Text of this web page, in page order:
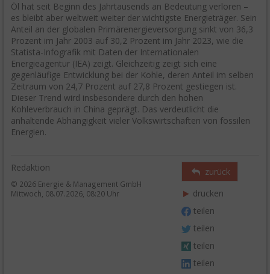
Öl hat seit Beginn des Jahrtausends an Bedeutung verloren –
es bleibt aber weltweit weiter der wichtigste Energieträger. Sein
Anteil an der globalen Primärenergieversorgung sinkt von 36,3
Prozent im Jahr 2003 auf 30,2 Prozent im Jahr 2023, wie die
Statista-Infografik mit Daten der Internationalen
Energieagentur (IEA) zeigt. Gleichzeitig zeigt sich eine
gegenläufige Entwicklung bei der Kohle, deren Anteil im selben
Zeitraum von 24,7 Prozent auf 27,8 Prozent gestiegen ist.
Dieser Trend wird insbesondere durch den hohen
Kohleverbrauch in China geprägt. Das verdeutlicht die
anhaltende Abhängigkeit vieler Volkswirtschaften von fossilen
Energien.
Redaktion
© 2026 Energie & Management GmbH
Mittwoch, 08.07.2026, 08:20 Uhr
zurück
drucken
teilen
teilen
teilen
teilen